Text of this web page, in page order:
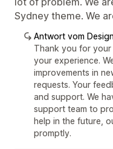
Sydney theme. We
Antwort vom
Thank you for your
your experience.
improvements in
requests. Your
and support. We
support team to
help in the future,
promptly.